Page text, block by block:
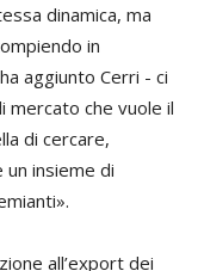
dinamica, ma
in
aggiunto Cerri - ci
mercato che vuole il
di cercare,
insieme di
all’export dei